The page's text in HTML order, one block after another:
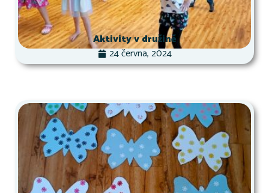
Aktivity v družině
24 června, 2024